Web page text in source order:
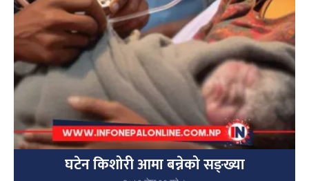
घटेन किशोरी आमा बन्नेको सङ्ख्या